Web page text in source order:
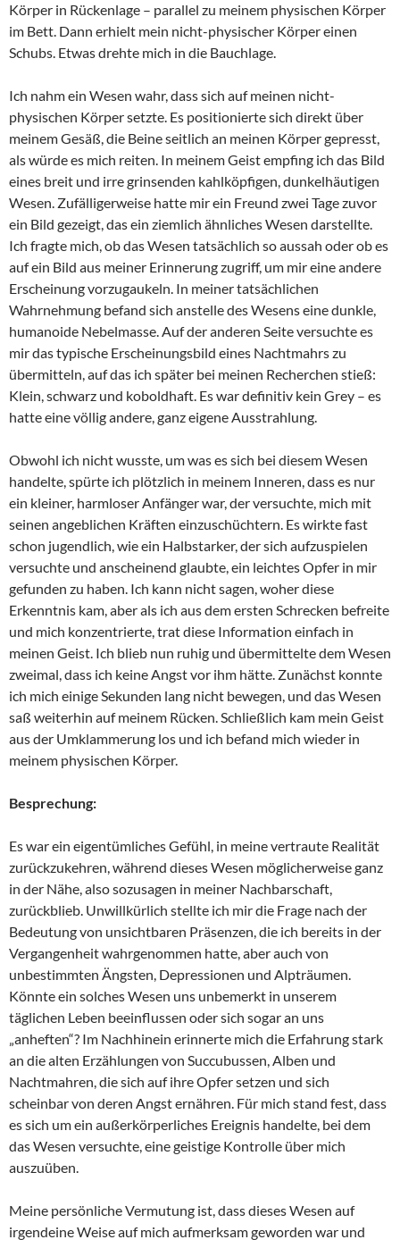
Körper in Rückenlage – parallel zu meinem physischen Körper
im Bett. Dann erhielt mein nicht-physischer Körper einen
Schubs. Etwas drehte mich in die Bauchlage.
Ich nahm ein Wesen wahr, dass sich auf meinen nicht-
physischen Körper setzte. Es positionierte sich direkt über
meinem Gesäß, die Beine seitlich an meinen Körper gepresst,
als würde es mich reiten. In meinem Geist empfing ich das Bild
eines breit und irre grinsenden kahlköpfigen, dunkelhäutigen
Wesen. Zufälligerweise hatte mir ein Freund zwei Tage zuvor
ein Bild gezeigt, das ein ziemlich ähnliches Wesen darstellte.
Ich fragte mich, ob das Wesen tatsächlich so aussah oder ob es
auf ein Bild aus meiner Erinnerung zugriff, um mir eine andere
Erscheinung vorzugaukeln. In meiner tatsächlichen
Wahrnehmung befand sich anstelle des Wesens eine dunkle,
humanoide Nebelmasse. Auf der anderen Seite versuchte es
mir das typische Erscheinungsbild eines Nachtmahrs zu
übermitteln, auf das ich später bei meinen Recherchen stieß:
Klein, schwarz und koboldhaft. Es war definitiv kein Grey – es
hatte eine völlig andere, ganz eigene Ausstrahlung.
Obwohl ich nicht wusste, um was es sich bei diesem Wesen
handelte, spürte ich plötzlich in meinem Inneren, dass es nur
ein kleiner, harmloser Anfänger war, der versuchte, mich mit
seinen angeblichen Kräften einzuschüchtern. Es wirkte fast
schon jugendlich, wie ein Halbstarker, der sich aufzuspielen
versuchte und anscheinend glaubte, ein leichtes Opfer in mir
gefunden zu haben. Ich kann nicht sagen, woher diese
Erkenntnis kam, aber als ich aus dem ersten Schrecken befreite
und mich konzentrierte, trat diese Information einfach in
meinen Geist. Ich blieb nun ruhig und übermittelte dem Wesen
zweimal, dass ich keine Angst vor ihm hätte. Zunächst konnte
ich mich einige Sekunden lang nicht bewegen, und das Wesen
saß weiterhin auf meinem Rücken. Schließlich kam mein Geist
aus der Umklammerung los und ich befand mich wieder in
meinem physischen Körper.
Besprechung:
Es war ein eigentümliches Gefühl, in meine vertraute Realität
zurückzukehren, während dieses Wesen möglicherweise ganz
in der Nähe, also sozusagen in meiner Nachbarschaft,
zurückblieb. Unwillkürlich stellte ich mir die Frage nach der
Bedeutung von unsichtbaren Präsenzen, die ich bereits in der
Vergangenheit wahrgenommen hatte, aber auch von
unbestimmten Ängsten, Depressionen und Alpträumen.
Könnte ein solches Wesen uns unbemerkt in unserem
täglichen Leben beeinflussen oder sich sogar an uns
„anheften“? Im Nachhinein erinnerte mich die Erfahrung stark
an die alten Erzählungen von Succubussen, Alben und
Nachtmahren, die sich auf ihre Opfer setzen und sich
scheinbar von deren Angst ernähren. Für mich stand fest, dass
es sich um ein außerkörperliches Ereignis handelte, bei dem
das Wesen versuchte, eine geistige Kontrolle über mich
auszuüben.
Meine persönliche Vermutung ist, dass dieses Wesen auf
irgendeine Weise auf mich aufmerksam geworden war und